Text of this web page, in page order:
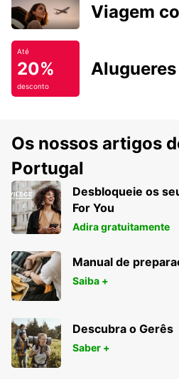
Viagem
Até
20%
desconto
Os nossos artigos
Portugal
Desbloqueie os
For You
Adira gratuitamente
Manual de
Saiba +
Descubra o Gerês
Saber +